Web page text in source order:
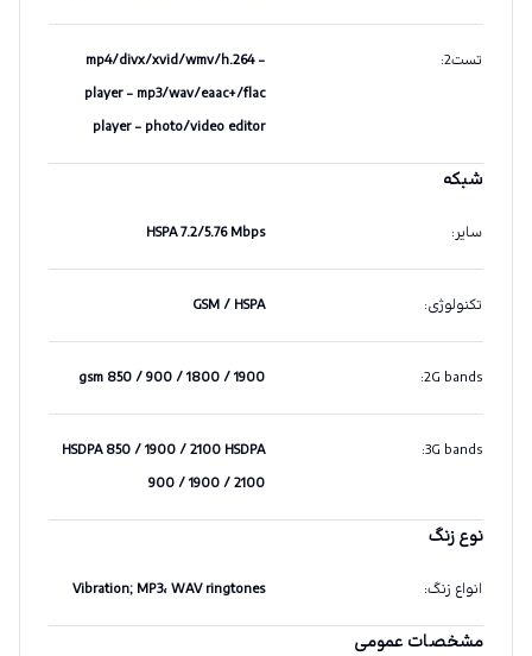
تست2 :
- mp4/divx/xvid/wmv/h.264
player - mp3/wav/eaac+/flac
player - photo/video editor
شبکه
سایر:
HSPA 7.2/5.76 Mbps
تکنولوژی:
GSM / HSPA
2G bands
:
gsm 850 / 900 / 1800 / 1900
3G bands
:
HSDPA 850 / 1900 / 2100 HSDPA
900 / 1900 / 2100
نوع زنگ
انواع زنگ: Vibration; MP3، WAV ringtones
مشخصات عمومی